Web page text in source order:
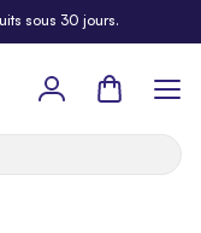
sous 30 jours.
Panier